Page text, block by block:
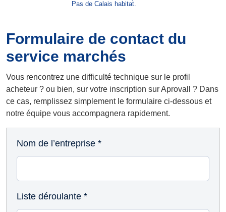
Formulaire de contact du
service marchés
Vous rencontrez une difficulté technique sur le profil
acheteur ? ou bien, sur votre inscription sur Aprovall ? Dans
ce cas, remplissez simplement le formulaire ci-dessous et
notre équipe vous accompagnera rapidement.
formulaire
contact
marchés
Nom de l’entreprise *
Liste déroulante *